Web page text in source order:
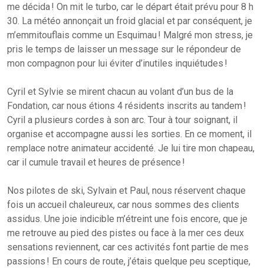
me décida ! On mit le turbo, car le départ était prévu pour 8 h
30. La météo annonçait un froid glacial et par conséquent, je
m’emmitouflais comme un Esquimau ! Malgré mon stress, je
pris le temps de laisser un message sur le répondeur de
mon compagnon pour lui éviter d’inutiles inquiétudes !
Cyril et Sylvie se mirent chacun au volant d’un bus de la
Fondation, car nous étions 4 résidents inscrits au tandem !
Cyril a plusieurs cordes à son arc. Tour à tour soignant, il
organise et accompagne aussi les sorties. En ce moment, il
remplace notre animateur accidenté. Je lui tire mon chapeau,
car il cumule travail et heures de présence !
Nos pilotes de ski, Sylvain et Paul, nous réservent chaque
fois un accueil chaleureux, car nous sommes des clients
assidus. Une joie indicible m’étreint une fois encore, que je
me retrouve au pied des pistes ou face à la mer ces deux
sensations reviennent, car ces activités font partie de mes
passions ! En cours de route, j’étais quelque peu sceptique,